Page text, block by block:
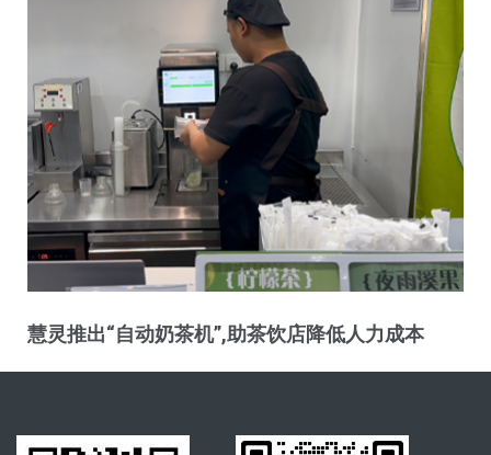
慧灵推出“自动奶茶机”,助茶饮店降低人力成本